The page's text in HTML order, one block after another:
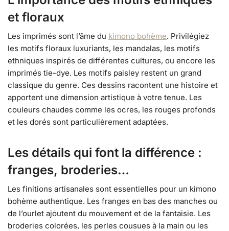
et floraux
Les imprimés sont l’âme du kimono bohème. Privilégiez
les motifs floraux luxuriants, les mandalas, les motifs
ethniques inspirés de différentes cultures, ou encore les
imprimés tie-dye. Les motifs paisley restent un grand
classique du genre. Ces dessins racontent une histoire et
apportent une dimension artistique à votre tenue. Les
couleurs chaudes comme les ocres, les rouges profonds
et les dorés sont particulièrement adaptées.
Les détails qui font la différence :
franges, broderies…
Les finitions artisanales sont essentielles pour un kimono
bohème authentique. Les franges en bas des manches ou
de l’ourlet ajoutent du mouvement et de la fantaisie. Les
broderies colorées, les perles cousues à la main ou les